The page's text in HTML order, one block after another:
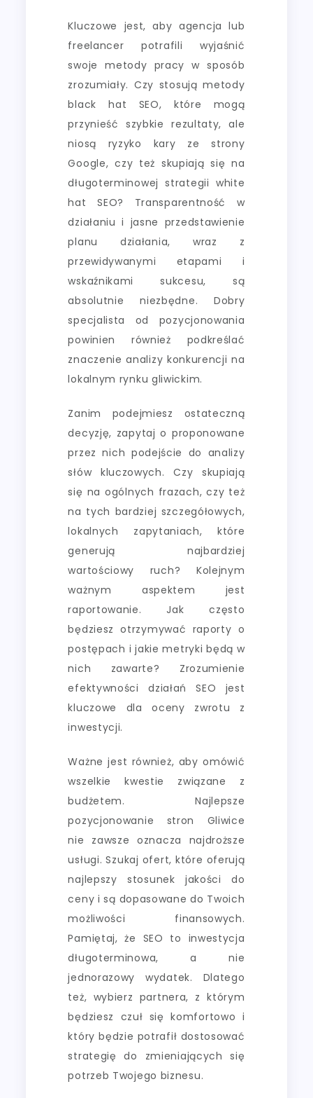
Kluczowe jest, aby agencja lub
freelancer potrafili wyjaśnić
swoje metody pracy w sposób
zrozumiały. Czy stosują metody
black hat SEO, które mogą
przynieść szybkie rezultaty, ale
niosą ryzyko kary ze strony
Google, czy też skupiają się na
długoterminowej strategii white
hat SEO? Transparentność w
działaniu i jasne przedstawienie
planu działania, wraz z
przewidywanymi etapami i
wskaźnikami sukcesu, są
absolutnie niezbędne. Dobry
specjalista od pozycjonowania
powinien również podkreślać
znaczenie analizy konkurencji na
lokalnym rynku gliwickim.
Zanim podejmiesz ostateczną
decyzję, zapytaj o proponowane
przez nich podejście do analizy
słów kluczowych. Czy skupiają
się na ogólnych frazach, czy też
na tych bardziej szczegółowych,
lokalnych zapytaniach, które
generują najbardziej
wartościowy ruch? Kolejnym
ważnym aspektem jest
raportowanie. Jak często
będziesz otrzymywać raporty o
postępach i jakie metryki będą w
nich zawarte? Zrozumienie
efektywności działań SEO jest
kluczowe dla oceny zwrotu z
inwestycji.
Ważne jest również, aby omówić
wszelkie kwestie związane z
budżetem. Najlepsze
pozycjonowanie stron Gliwice
nie zawsze oznacza najdroższe
usługi. Szukaj ofert, które oferują
najlepszy stosunek jakości do
ceny i są dopasowane do Twoich
możliwości finansowych.
Pamiętaj, że SEO to inwestycja
długoterminowa, a nie
jednorazowy wydatek. Dlatego
też, wybierz partnera, z którym
będziesz czuł się komfortowo i
który będzie potrafił dostosować
strategię do zmieniających się
potrzeb Twojego biznesu.